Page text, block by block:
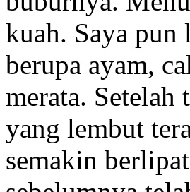
kuah. Saya pun
berupa ayam,
merata.
yang lembut
semakin